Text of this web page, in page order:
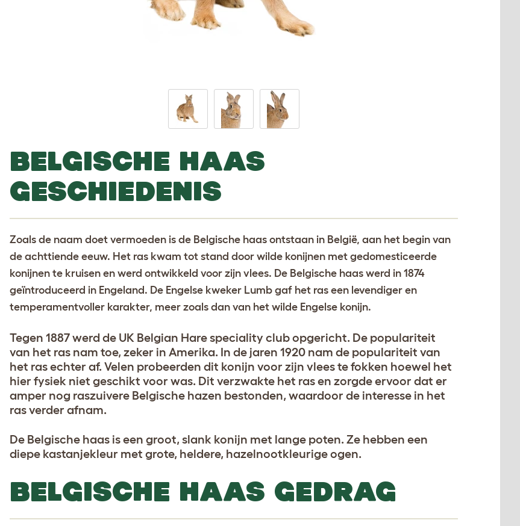
BELGISCHE HAAS
GESCHIEDENIS
Zoals de naam doet vermoeden is de Belgische haas ontstaan in België, aan het begin van
de achttiende eeuw. Het ras kwam tot stand door wilde konijnen met gedomesticeerde
konijnen te kruisen en werd ontwikkeld voor zijn vlees. De Belgische haas werd in 1874
geïntroduceerd in Engeland. De Engelse kweker Lumb gaf het ras een levendiger en
temperamentvoller karakter, meer zoals dan van het wilde Engelse konijn.
Tegen 1887 werd de UK Belgian Hare speciality club opgericht. De populariteit
van het ras nam toe, zeker in Amerika. In de jaren 1920 nam de populariteit van
het ras echter af. Velen probeerden dit konijn voor zijn vlees te fokken hoewel het
hier fysiek niet geschikt voor was. Dit verzwakte het ras en zorgde ervoor dat er
amper nog raszuivere Belgische hazen bestonden, waardoor de interesse in het
ras verder afnam.
De Belgische haas is een groot, slank konijn met lange poten. Ze hebben een
diepe kastanjekleur met grote, heldere, hazelnootkleurige ogen.
BELGISCHE HAAS GEDRAG